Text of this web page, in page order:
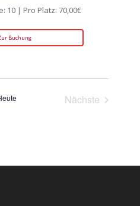
10 | Pro Platz: 70,00€
Buchung
Nächste